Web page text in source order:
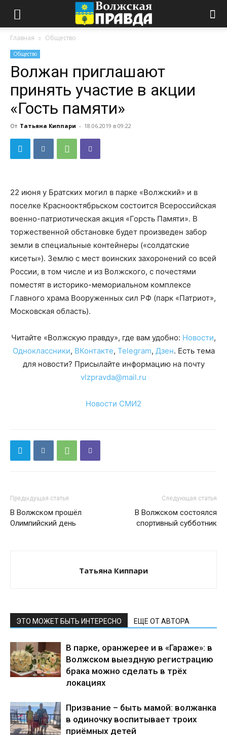
Главная Общество
Общество
Волжан приглашают
принять участие в акции
«Гость памяти»
От Татьяна Киппари - 18.06.2019 в 09:22
22 июня у Братских могил в парке «Волжский» и в
поселке Краснооктябрьском состоится Всероссийская
военно-патриотическая акция «Горсть Памяти». В
торжественной обстановке будет произведен забор
земли в специальные контейнеры («солдатские
кисеты»). Землю с мест воинских захоронений со всей
России, в том числе и из Волжского, с почестями
поместят в историко-мемориальном комплексе
Главного храма Вооруженных сил РФ (парк «Патриот»,
Московская область).
Читайте «Волжскую правду», где вам удобно: Новости,
Одноклассники, ВКонтакте, Telegram, Дзен. Есть тема
для новости? Присылайте информацию на почту
vlzpravda@mail.ru
Новости СМИ2
Предыдущая статья
В Волжском прошёл
Олимпийский день
Следующая статья
В Волжском состоялся
спортивный субботник
Татьяна Киппари
ЭТО МОЖЕТ БЫТЬ ИНТЕРЕСНО ЕЩЕ ОТ АВТОРА
В парке, оранжерее и в «Гараже»: в
Волжском выездную регистрацию
брака можно сделать в трёх
локациях
Призвание – быть мамой: волжанка
в одиночку воспитывает троих
приёмных детей